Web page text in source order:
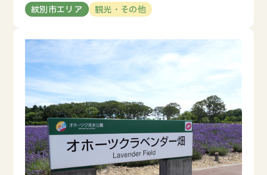
紋別市エリア 観光・その他